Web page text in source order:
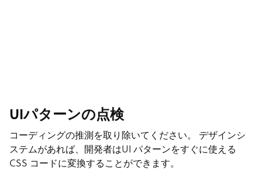
UIパターンの点検
コーディングの推測を取り除いてください。 デザインシ
ステムがあれば、開発者はUI パターンをすぐに使える
CSS コードに変換することができます。